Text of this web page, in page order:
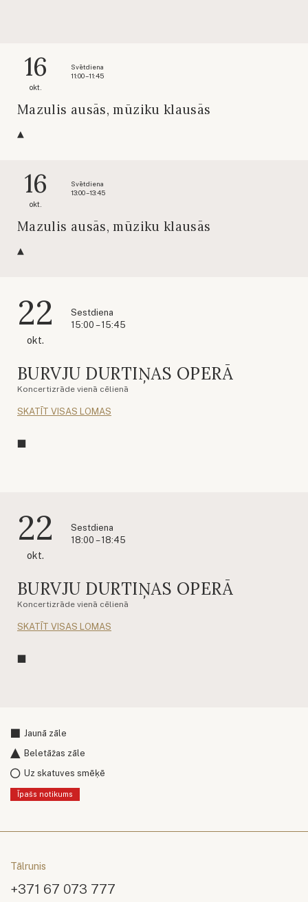
16
okt.
Svētdiena
11:00 – 11:45
Mazulis ausās, mūziku klausās
16
okt.
Svētdiena
13:00 – 13:45
Mazulis ausās, mūziku klausās
22
okt.
Sestdiena
15:00 – 15:45
BURVJU DURTIŅAS OPERĀ
Koncertizrāde vienā cēlienā
SKATĪT VISAS LOMAS
22
okt.
Sestdiena
18:00 – 18:45
BURVJU DURTIŅAS OPERĀ
Koncertizrāde vienā cēlienā
SKATĪT VISAS LOMAS
Jaunā zāle
Beletāžas zāle
Uz skatuves smēķē
Īpašs notikums
Tālrunis
+371 67 073 777